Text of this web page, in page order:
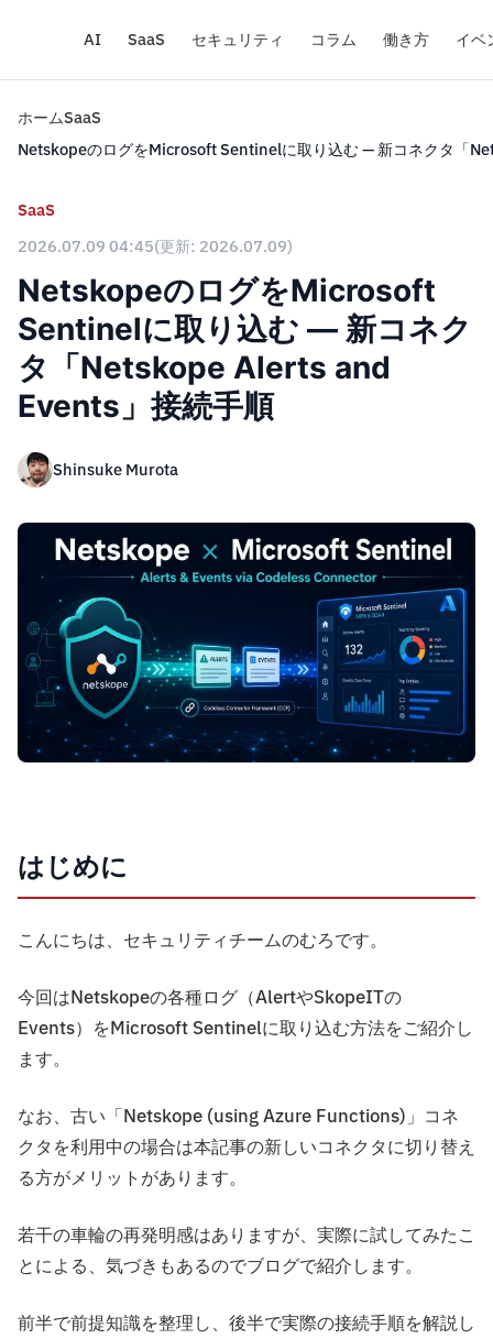
AI SaaS セキュリティ コラム 働き方 イベ
ホームSaaS
NetskopeのログをMicrosoft Sentinelに取り込む — 新コネクタ「
SaaS
2026.07.09 04:45(更新: 2026.07.09)
NetskopeのログをMicrosoft
Sentinelに取り込む — 新コネク
タ「Netskope Alerts and
Events」接続手順
Shinsuke Murota
はじめに
こんにちは、セキュリティチームのむろです。
今回はNetskopeの各種ログ（AlertやSkopeITの
Events）をMicrosoft Sentinelに取り込む方法をご紹介し
ます。
なお、古い「Netskope (using Azure Functions)」コネ
クタを利用中の場合は本記事の新しいコネクタに切り替え
る方がメリットがあります。
若干の車輪の再発明感はありますが、実際に試してみたこ
とによる、気づきもあるのでブログで紹介します。
前半で前提知識を整理し、後半で実際の接続手順を解説し